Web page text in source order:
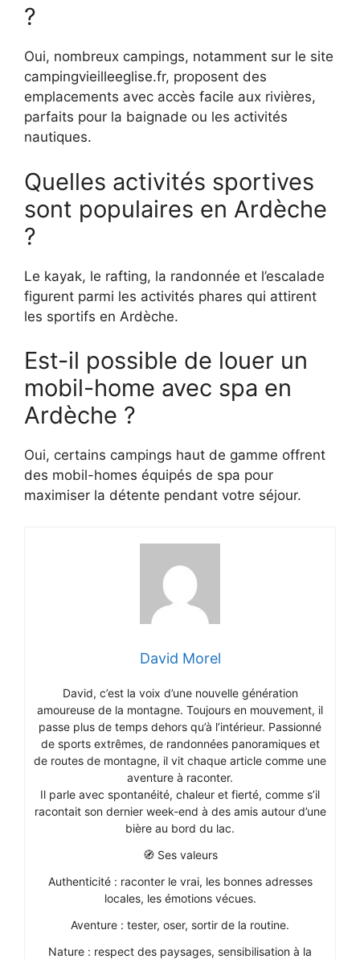
?
Oui, nombreux campings, notamment sur le site
campingvieilleeglise.fr, proposent des
emplacements avec accès facile aux rivières,
parfaits pour la baignade ou les activités
nautiques.
Quelles activités sportives
sont populaires en Ardèche
?
Le kayak, le rafting, la randonnée et l’escalade
figurent parmi les activités phares qui attirent
les sportifs en Ardèche.
Est-il possible de louer un
mobil-home avec spa en
Ardèche ?
Oui, certains campings haut de gamme offrent
des mobil-homes équipés de spa pour
maximiser la détente pendant votre séjour.
David Morel
David, c’est la voix d’une nouvelle génération
amoureuse de la montagne. Toujours en mouvement, il
passe plus de temps dehors qu’à l’intérieur. Passionné
de sports extrêmes, de randonnées panoramiques et
de routes de montagne, il vit chaque article comme une
aventure à raconter.
Il parle avec spontanéité, chaleur et fierté, comme s’il
racontait son dernier week-end à des amis autour d’une
bière au bord du lac.
🧭 Ses valeurs
Authenticité : raconter le vrai, les bonnes adresses
locales, les émotions vécues.
Aventure : tester, oser, sortir de la routine.
Nature : respect des paysages, sensibilisation à la